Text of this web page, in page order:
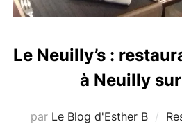
Le Neuilly’s :
à Neuilly
par Le Blog d'Esther B